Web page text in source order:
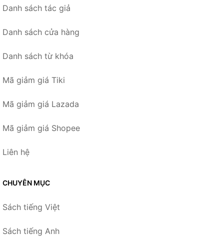
Danh sách tác giả
Danh sách cửa hàng
Danh sách từ khóa
Mã giảm giá Tiki
Mã giảm giá Lazada
Mã giảm giá Shopee
Liên hệ
CHUYÊN MỤC
Sách tiếng Việt
Sách tiếng Anh